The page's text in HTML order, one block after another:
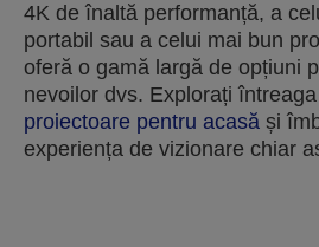
4K de înaltă performanță, a
portabil sau a celui mai bun
oferă o gamă largă de opțiuni
nevoilor dvs. Explorați
proiectoare pentru acasă și
experiența de vizionare chiar